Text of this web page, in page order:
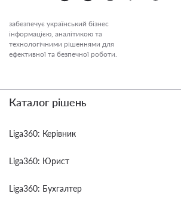
забезпечує український бізнес
інформацією, аналітикою та
технологічними рішеннями для
ефективної та безпечної роботи.
Каталог рішень
Liga360: Керівник
Liga360: Юрист
Liga360: Бухгалтер